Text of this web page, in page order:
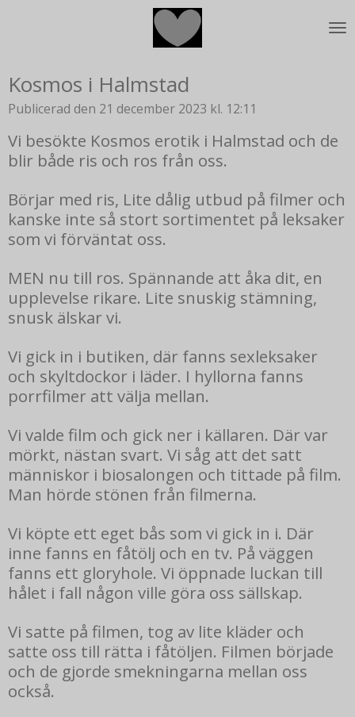
Kosmos i Halmstad
Publicerad den 21 december 2023 kl. 12:11
Vi besökte Kosmos erotik i Halmstad och de
blir både ris och ros från oss.
Börjar med ris, Lite dålig utbud på filmer och
kanske inte så stort sortimentet på leksaker
som vi förväntat oss.
MEN nu till ros. Spännande att åka dit, en
upplevelse rikare. Lite snuskig stämning,
snusk älskar vi.
Vi gick in i butiken, där fanns sexleksaker
och skyltdockor i läder. I hyllorna fanns
porrfilmer att välja mellan.
Vi valde film och gick ner i källaren. Där var
mörkt, nästan svart. Vi såg att det satt
människor i biosalongen och tittade på film.
Man hörde stönen från filmerna.
Vi köpte ett eget bås som vi gick in i. Där
inne fanns en fåtölj och en tv. På väggen
fanns ett gloryhole. Vi öppnade luckan till
hålet i fall någon ville göra oss sällskap.
Vi satte på filmen, tog av lite kläder och
satte oss till rätta i fåtöljen. Filmen började
och de gjorde smekningarna mellan oss
också.